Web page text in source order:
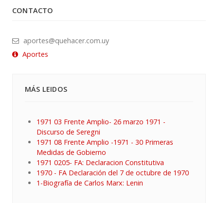
CONTACTO
aportes@quehacer.com.uy
Aportes
MÁS LEIDOS
1971 03 Frente Amplio- 26 marzo 1971 -
Discurso de Seregni
1971 08 Frente Amplio -1971 - 30 Primeras
Medidas de Gobierno
1971 0205- FA: Declaracion Constitutiva
1970 - FA Declaración del 7 de octubre de 1970
1-Biografía de Carlos Marx: Lenin